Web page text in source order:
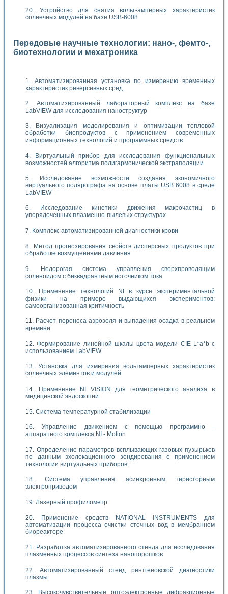
Устройство для снятия вольт-амперных характеристик
солнечных модулей на базе USB-6008
Передовые научные технологии: нано-, фемто-,
биотехнологии и мехатроника
Автоматизированная установка по измерению временных
характеристик реверсивных сред
Автоматизированный лабораторный комплекс на базе
LabVIEW для исследования наноструктур
Визуализация моделирования и оптимизации тепловой
обработки биопродуктов с применением современных
информационных технологий и программных средств
Виртуальный прибор для исследования функциональных
возможностей алгоритма полигармонической экстраполяции
Исследование возможности создания экономичного
виртуального полярографа на основе платы USB 6008 в среде
LabVIEW
Исследование кинетики движения макрочастиц в
упорядоченных плазменно-пылевых структурах
Комплекс автоматизированной диагностики крови
Метод прогнозирования свойств дисперсных продуктов при
обработке возмущениями давления
Недорогая система управления сверхпроводящим
соленоидом с биквадрантным источником тока
Применение технологий NI в курсе экспериментальной
физики на примере выдающихся экспериментов:
самоорганизованная критичность
Расчет переноса аэрозоля и выпадения осадка в реальном
времени
Формирование линейной шкалы цвета модели CIE L*a*b с
использованием LabVIEW
Установка для измерения вольтамперных характеристик
солнечных элементов и модулей
Применение NI VISION для геометрического анализа в
медицинской эндоскопии
Система температурной стабилизации
Управление движением с помощью программно -
аппаратного комплекса NI - Motion
Определение параметров всплывающих газовых пузырьков
по данным эхолокационного зондирования с применением
технологии виртуальных приборов
Система управления асинхронным тиристорным
электроприводом
Лазерный профилометр
Применение средств NATIONAL INSTRUMENTS для
автоматизации процесса очистки сточных вод в мембранном
биореакторе
Разработка автоматизированного стенда для исследования
плазменных процессов синтеза нанопорошков
Автоматизированный стенд рентгеновской диагностики
плазмы
Высокочувствительные оптоэлектронные дифракционные